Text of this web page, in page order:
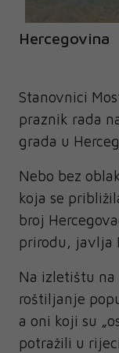
Hercegovina
Stanovnici
praznik rada
grada u
Nebo bez
koja se
broj
prirodu, javlja
Na izletištu
roštiljanje
a oni koji su
potražili u